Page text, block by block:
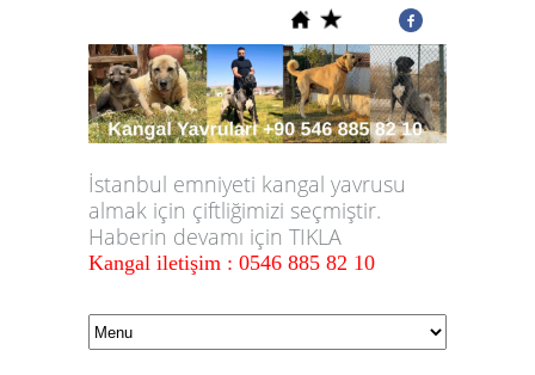
İstanbul emniyeti kangal yavrusu
almak için çiftliğimizi seçmiştir.
Haberin devamı için TIKLA
Kangal iletişim : 0546 885 82 10